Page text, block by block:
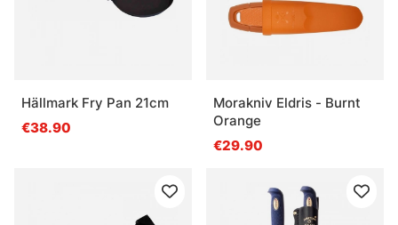
Hällmark Fry Pan 21cm
€38.90
Morakniv Eldris - Burnt
Orange
€29.90